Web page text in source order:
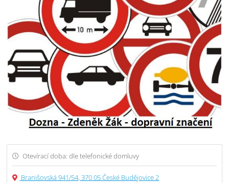
Otevírací doba: dle telefonické domluvy
Branišovská 941/54, 370 05 České Budějovice 2